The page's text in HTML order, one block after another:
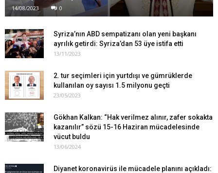
14/08/2023 0
Syriza’nın ABD sempatizanı olan yeni başkanı
ayrılık getirdi: Syriza’dan 53 üye istifa etti
13/11/2023
2. tur seçimleri için yurtdışı ve gümrüklerde
kullanılan oy sayısı 1.5 milyonu geçti
23/05/2023
Gökhan Kalkan: “Hak verilmez alınır, zafer sokakta
kazanılır” sözü 15-16 Haziran mücadelesinde
vücut buldu
13/06/2024
Diyanet koronavirüs ile mücadele planını açıkladı: